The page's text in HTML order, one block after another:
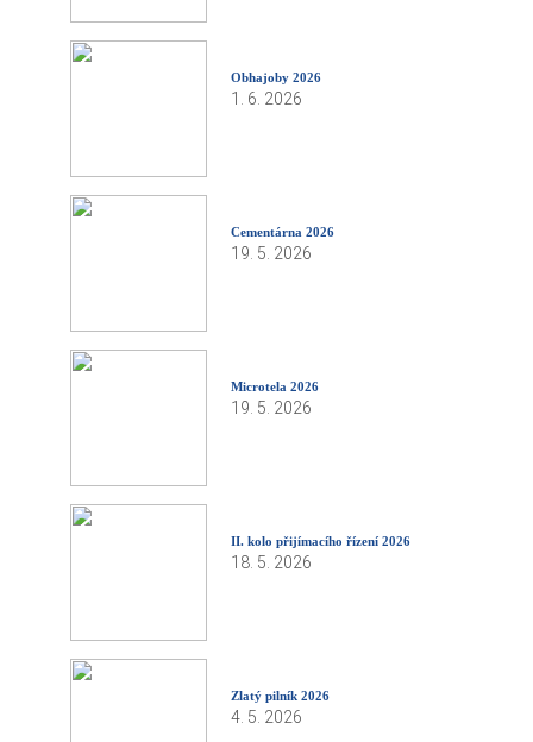
Obhajoby 2026
1. 6. 2026
Cementárna 2026
19. 5. 2026
Microtela 2026
19. 5. 2026
II. kolo přijímacího řízení 2026
18. 5. 2026
Zlatý pilník 2026
4. 5. 2026